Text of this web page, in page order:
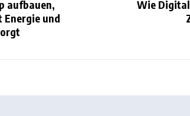
aufbauen,
Energie und
Wie